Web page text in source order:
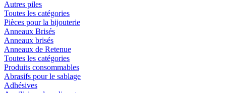
Autres piles
Toutes les catégories
Pièces pour la bijouterie
Anneaux Brisés
Anneaux brisés
Anneaux de Retenue
Toutes les catégories
Produits consommables
Abrasifs pour le sablage
Adhésives